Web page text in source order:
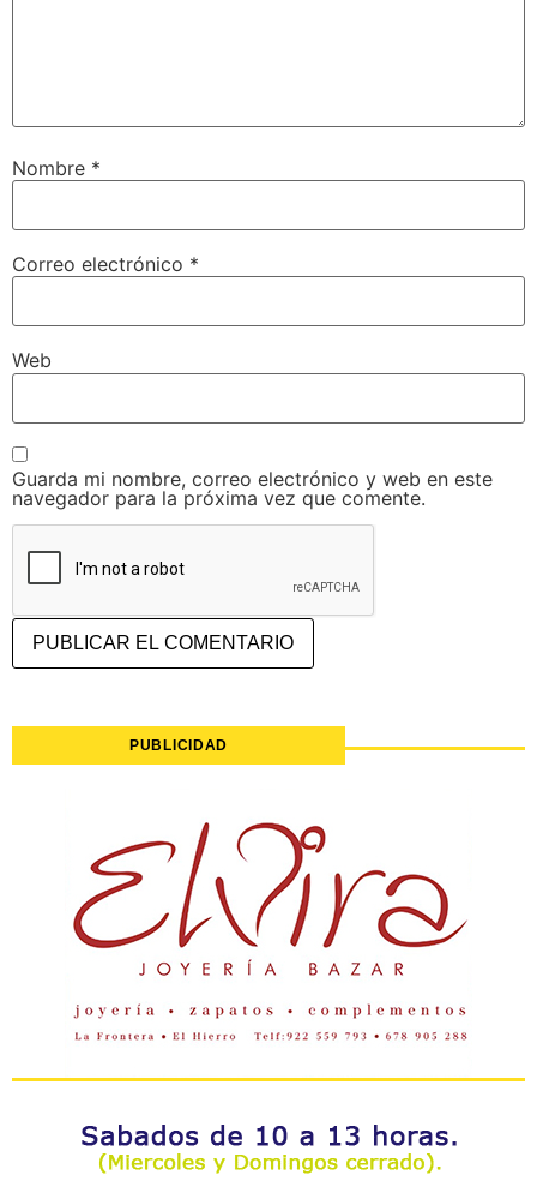
Nombre *
Correo electrónico *
Web
Guarda mi nombre, correo electrónico y web en este
navegador para la próxima vez que comente.
PUBLICIDAD